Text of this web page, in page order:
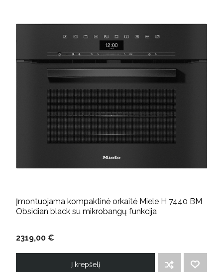
Įmontuojama kompaktinė orkaitė Miele H 7440 BM
Obsidian black su mikrobangų funkcija
2319,00 €
Į krepšelį